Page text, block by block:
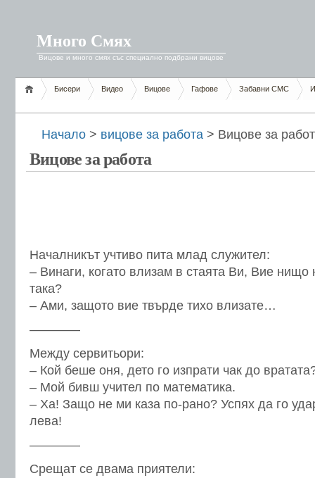
Много Смях
Вицове и много смях със специално подбрани вицове
Бисери Видео Вицове Гафове Забавни СМС
Начало > вицове за работа > Вицове за
Вицове за работа
Началникът учтиво пита млад служител:
– Винаги, когато влизам в стаята Ви, Вие
така?
– Ами, защото вие твърде тихо влизате…
————
Между сервитьори:
– Кой беше оня, дето го изпрати чак до
– Мой бивш учител по математика.
– Ха! Защо не ми каза по-рано? Успях да го
лева!
————
Срещат се двама приятели: